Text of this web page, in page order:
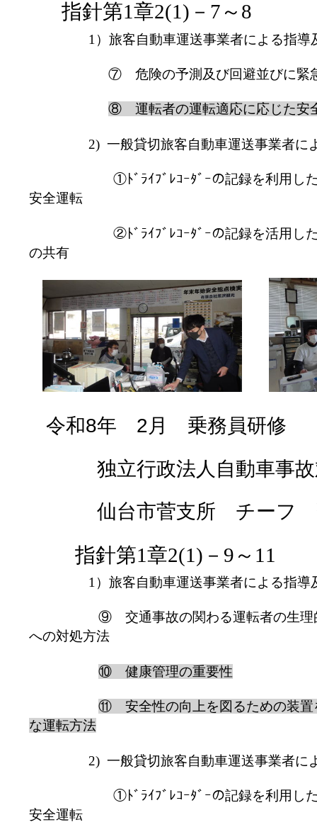
指針第1章2(1) － 7 ～ 8
1 ）旅客自動車運送事業者による指導
⑦ 危険の予測及び回避並びに緊
⑧ 運転者の運転適応に応じた安
2) 一般貸切旅客自動車運送事業者に
①ﾄﾞﾗｲﾌﾞﾚｺｰﾀﾞｰの記録を利用し
安全運転
②ﾄﾞﾗｲﾌﾞﾚｺｰﾀﾞｰの記録を活用し
の共有
令和8年 2月 乗務員研修
独立行政法人自動車事
仙台市菅支所 チーフ
指針第1章2(1) － 9 ～ 11
1 ）旅客自動車運送事業者による指導
⑨ 交通事故の関わる運転者の生理
への対処方法
⑩ 健康管理の重要性
⑪ 安全性の向上を図るための装置
な運転方法
2) 一般貸切旅客自動車運送事業者に
①ﾄﾞﾗｲﾌﾞﾚｺｰﾀﾞｰの記録を利用し
安全運転